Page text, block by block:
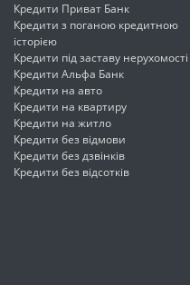
Кредити Приват Банк
Кредити з поганою кредитною
історією
Кредити під заставу нерухомості
Кредити Альфа Банк
Кредити на авто
Кредити на квартиру
Кредити на житло
Кредити без відмови
Кредити без дзвінків
Кредити без відсотків